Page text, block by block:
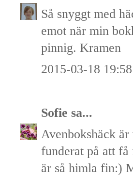
Så snyggt med
emot när min
pinnig. Kramen
2015-03-18 19:58
Sofie sa...
Avenbokshäck
funderat på att få
är så himla fin:)